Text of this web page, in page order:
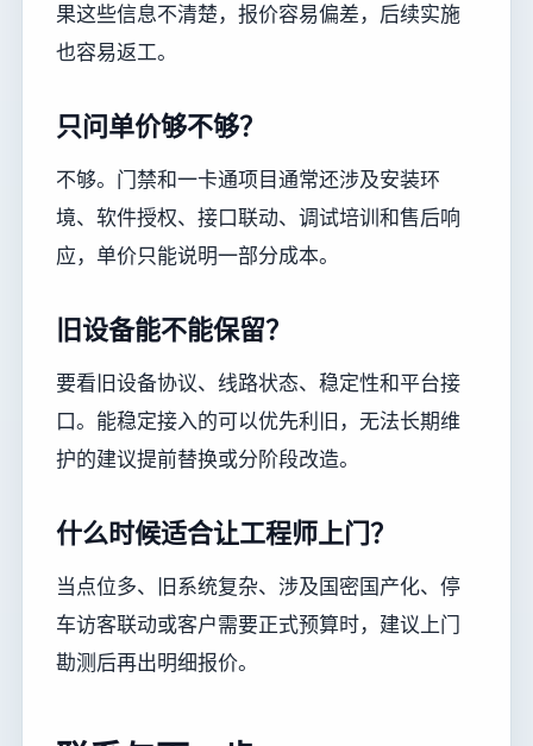
果这些信息不清楚，报价容易偏差，后续实施
也容易返工。
只问单价够不够？
不够。门禁和一卡通项目通常还涉及安装环
境、软件授权、接口联动、调试培训和售后响
应，单价只能说明一部分成本。
旧设备能不能保留？
要看旧设备协议、线路状态、稳定性和平台接
口。能稳定接入的可以优先利旧，无法长期维
护的建议提前替换或分阶段改造。
什么时候适合让工程师上门？
当点位多、旧系统复杂、涉及国密国产化、停
车访客联动或客户需要正式预算时，建议上门
勘测后再出明细报价。